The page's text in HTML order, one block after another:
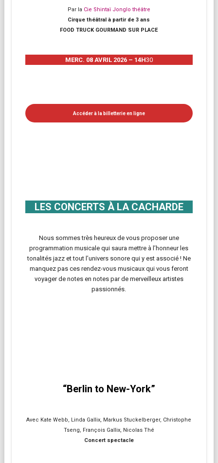
Par la Cie Shintaï Jonglo théâtre
Cirque théâtral à partir de 3 ans
FOOD TRUCK GOURMAND SUR PLACE
MERC. 08 AVRIL 2026 – 14H30
Accéder à la billetterie en ligne
LES CONCERTS À LA CACHARDE
Nous sommes très heureux de vous proposer une
programmation musicale qui saura mettre à l’honneur les
tonalités jazz et tout l’univers sonore qui y est associé ! Ne
manquez pas ces rendez-vous musicaux qui vous feront
voyager de notes en notes par de merveilleux artistes
passionnés.
“Berlin to New-York”
Avec Kate Webb, Linda Gallix, Markus Stuckelberger, Christophe
Tseng, François Gallix, Nicolas Thé
Concert spectacle